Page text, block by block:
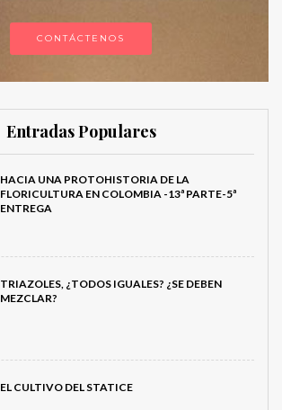
CONTÁCTENOS
Entradas Populares
HACIA UNA PROTOHISTORIA DE LA
FLORICULTURA EN COLOMBIA -13ª PARTE-5ª
ENTREGA
TRIAZOLES, ¿TODOS IGUALES? ¿SE DEBEN
MEZCLAR?
EL CULTIVO DEL STATICE